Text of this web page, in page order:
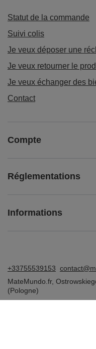
Statut de la commande
Suivi colis
Je veux déposer une
Je veux retourner le
Je veux échanger des
Contact
Compte
Réglementations
Informations
+33755539153
MateMundo.fr,
(Pologne)